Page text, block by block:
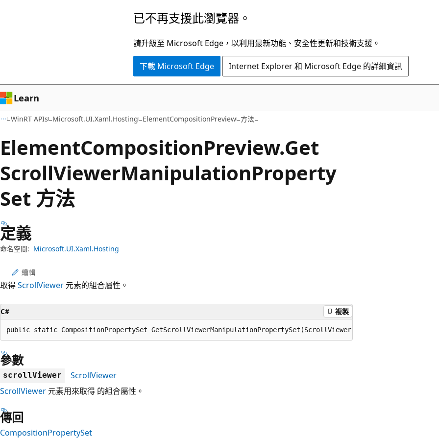
容
導
覽
已不再支援此瀏覽器。
請升級至 Microsoft Edge，以利用最新功能、安全性更新和技術支援。
下載 Microsoft Edge Internet Explorer 和 Microsoft Edge 的詳細資訊
Learn
WinRT APIs Microsoft.UI.Xaml.Hosting ElementCompositionPreview 方法
ElementCompositionPreview.Get
ScrollViewerManipulationProperty
Set 方法
定義
命名空間: Microsoft.UI.Xaml.Hosting
編輯
取得ScrollViewer 元素的組合屬性。
C# 複製
public static CompositionPropertySet GetScrollViewerManipulationPropertySet(ScrollViewer scrollViewer);
參數
scrollViewer
ScrollViewer
ScrollViewer 元素用來取得 的組合屬性。
傳回
CompositionPropertySet